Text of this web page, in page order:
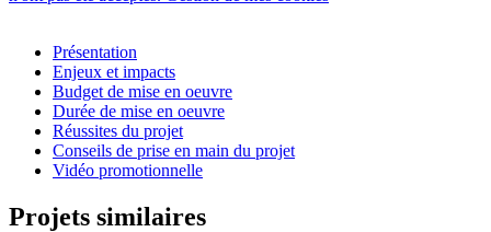
Présentation
Enjeux et impacts
Budget de mise en oeuvre
Durée de mise en oeuvre
Réussites du projet
Conseils de prise en main du projet
Vidéo promotionnelle
Projets similaires